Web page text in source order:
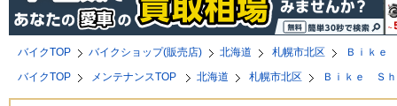
バイクTOP バイクショップ(販売店) 北海道 札幌市北区
Ｂｉｋ
バイクTOP
メンテナンスTOP 北海道 札幌市北区 Ｂｉｋｅ Ｓ